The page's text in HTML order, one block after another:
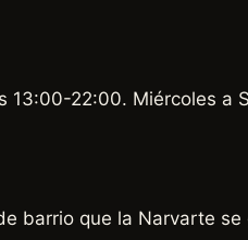
13:00-22:00. Miércoles a
barrio que la Narvarte